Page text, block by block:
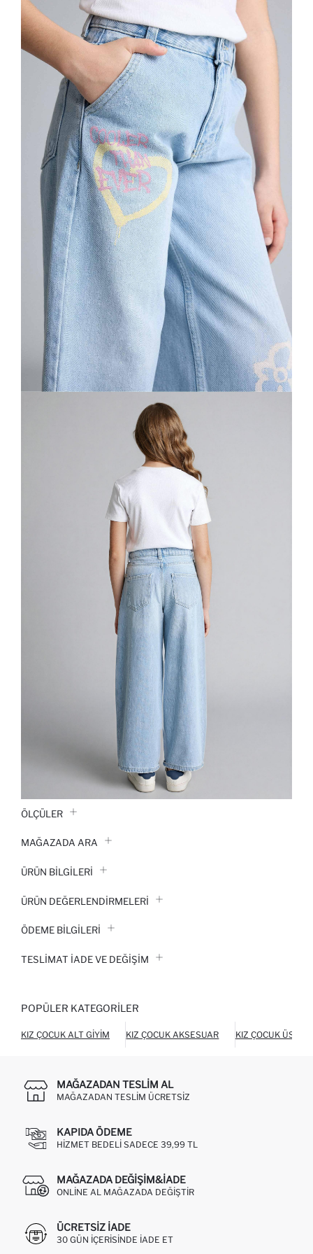
ÖLÇÜLER
MAĞAZADA ARA
ÜRÜN BILGILERI
ÜRÜN DEĞERLENDİRMELERİ
ÖDEME BİLGİLERİ
TESLIMAT İADE VE DEĞIŞIM
POPÜLER KATEGORILER
KIZ ÇOCUK ALT GIYIM KIZ ÇOCUK AKSESUAR KIZ ÇOCUK ÜST
MAĞAZADAN TESLIM AL
MAĞAZADAN TESLIM ÜCRETSIZ
KAPIDA ÖDEME
HIZMET BEDELI SADECE 39,99 TL
MAĞAZADA DEĞIŞIM&İADE
ONLINE AL MAĞAZADA DEĞIŞTIR
ÜCRETSIZ IADE
30 GÜN IÇERISINDE IADE ET